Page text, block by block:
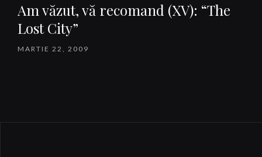
Am văzut, vă recomand (XV): “The
Lost City”
MARTIE 22, 2009